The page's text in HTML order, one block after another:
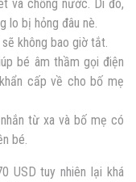
và chống nước. Di đó,
lo bị hỏng đâu nè.
không bao giờ tắt.
bé âm thầm gọi điện
cấp về cho bố mẹ
từ xa và bố mẹ có
bé.
USD tuy nhiên lại khá